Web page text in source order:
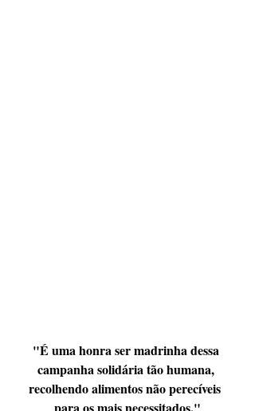
"É uma honra ser madrinha dessa
campanha solidária tão humana,
recolhendo alimentos não perecíveis